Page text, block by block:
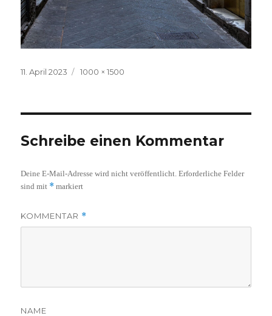
Veröffentlicht
11. April 2023
Volle
1000 × 1500
Schreibe einen Kommentar
Deine E-Mail-Adresse wird nicht veröffentlicht. Erforderliche Felder
sind mit * markiert
KOMMENTAR *
NAME